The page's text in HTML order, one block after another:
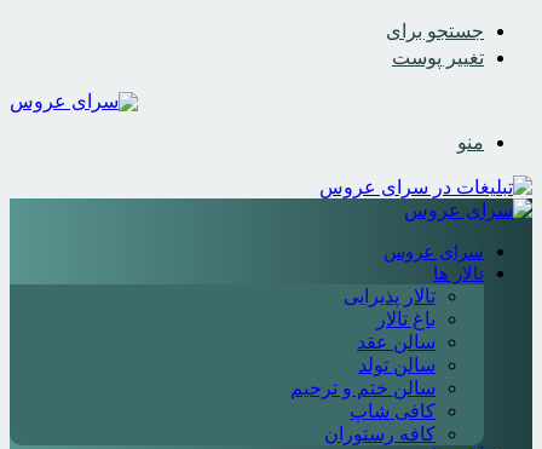
جستجو برای
تغییر پوست
منو
سرای عروس
تالار ها
تالار پذیرایی
باغ تالار
سالن عقد
سالن تولد
سالن ختم و ترحیم
کافی شاپ
کافه رستوران